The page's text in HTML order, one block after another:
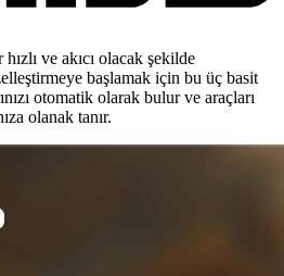
ve akıcı olacak şekilde
başlamak için bu üç basit
otomatik olarak bulur ve araçları
olanak tanır.